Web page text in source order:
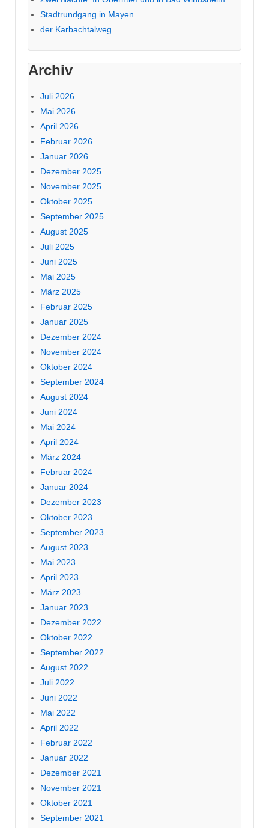
Stadtrundgang in Mayen
der Karbachtalweg
Archiv
Juli 2026
Mai 2026
April 2026
Februar 2026
Januar 2026
Dezember 2025
November 2025
Oktober 2025
September 2025
August 2025
Juli 2025
Juni 2025
Mai 2025
März 2025
Februar 2025
Januar 2025
Dezember 2024
November 2024
Oktober 2024
September 2024
August 2024
Juni 2024
Mai 2024
April 2024
März 2024
Februar 2024
Januar 2024
Dezember 2023
Oktober 2023
September 2023
August 2023
Mai 2023
April 2023
März 2023
Januar 2023
Dezember 2022
Oktober 2022
September 2022
August 2022
Juli 2022
Juni 2022
Mai 2022
April 2022
Februar 2022
Januar 2022
Dezember 2021
November 2021
Oktober 2021
September 2021